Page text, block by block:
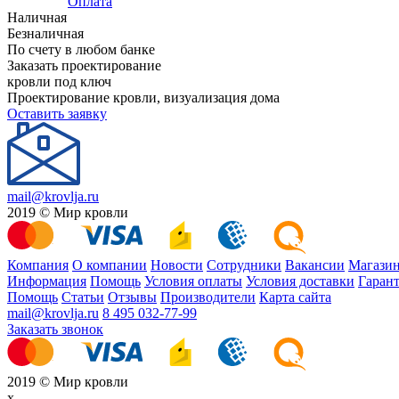
Наличная
Безналичная
По счету в любом банке
Заказать проектирование
кровли под ключ
Проектирование кровли, визуализация дома
Оставить заявку
mail@krovlja.ru
2019 © Мир кровли
Компания О компании Новости Сотрудники Вакансии
Информация Помощь Условия оплаты Условия доставки
Помощь Статьи Отзывы Производители Карта сайта
mail@krovlja.ru 8 495 032-77-99
Заказать звонок
2019 © Мир кровли